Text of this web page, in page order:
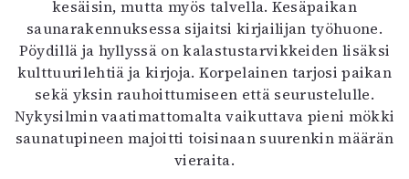
kesäisin, mutta myös talvella. Kesäpaikan
saunarakennuksessa sijaitsi kirjailijan työhuone.
Pöydillä ja hyllyssä on kalastustarvikkeiden lisäksi
kulttuurilehtiä ja kirjoja. Korpelainen tarjosi paikan
sekä yksin rauhoittumiseen että seurustelulle.
Nykysilmin vaatimattomalta vaikuttava pieni mökki
saunatupineen majoitti toisinaan suurenkin määrän
vieraita.